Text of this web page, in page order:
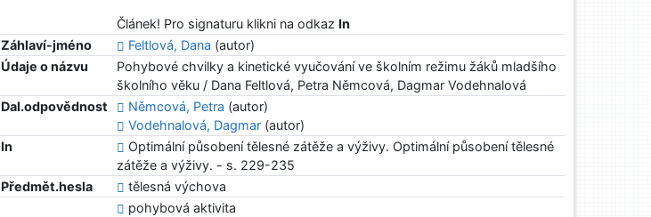
Článek! Pro signaturu klikni na odkaz In
Záhlaví-jméno
Feltlová, Dana (autor)
Údaje o názvu
Pohybové chvilky a kinetické vyučování ve školním režimu žáků mladšího
školního věku / Dana Feltlová, Petra Němcová, Dagmar Vodehnalová
Dal.odpovědnost
Němcová, Petra (autor)
Vodehnalová, Dagmar (autor)
In
Optimální působení tělesné zátěže a výživy. Optimální působení tělesné
zátěže a výživy. - s. 229-235
Předmět.hesla
tělesná výchova
pohybová aktivita